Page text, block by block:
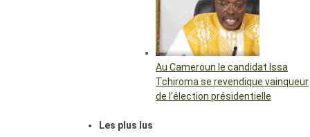
Au Cameroun le candidat Issa
Tchiroma se revendique vainqueur
de l’élection présidentielle
Les plus lus